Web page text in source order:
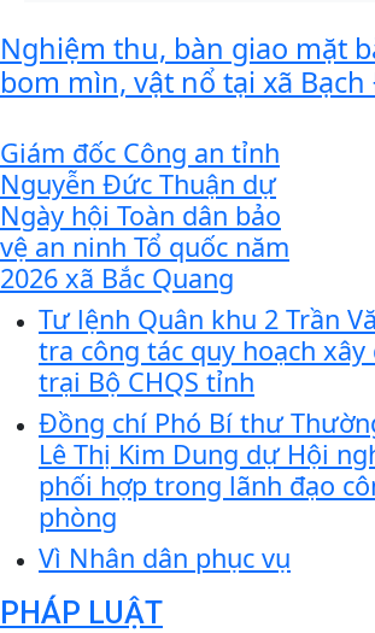
Nghiệm thu, bàn giao mặt
bom mìn, vật nổ tại xã Bạch
Giám đốc Công an tỉnh
Nguyễn Đức Thuận dự
Ngày hội Toàn dân bảo
vệ an ninh Tổ quốc năm
2026 xã Bắc Quang
Tư lệnh Quân khu 2 Trần
tra công tác quy hoạch
trại Bộ CHQS tỉnh
Đồng chí Phó Bí thư
Lê Thị Kim Dung dự Hội
phối hợp trong lãnh đạo
phòng
Vì Nhân dân phục vụ
PHÁP LUẬT